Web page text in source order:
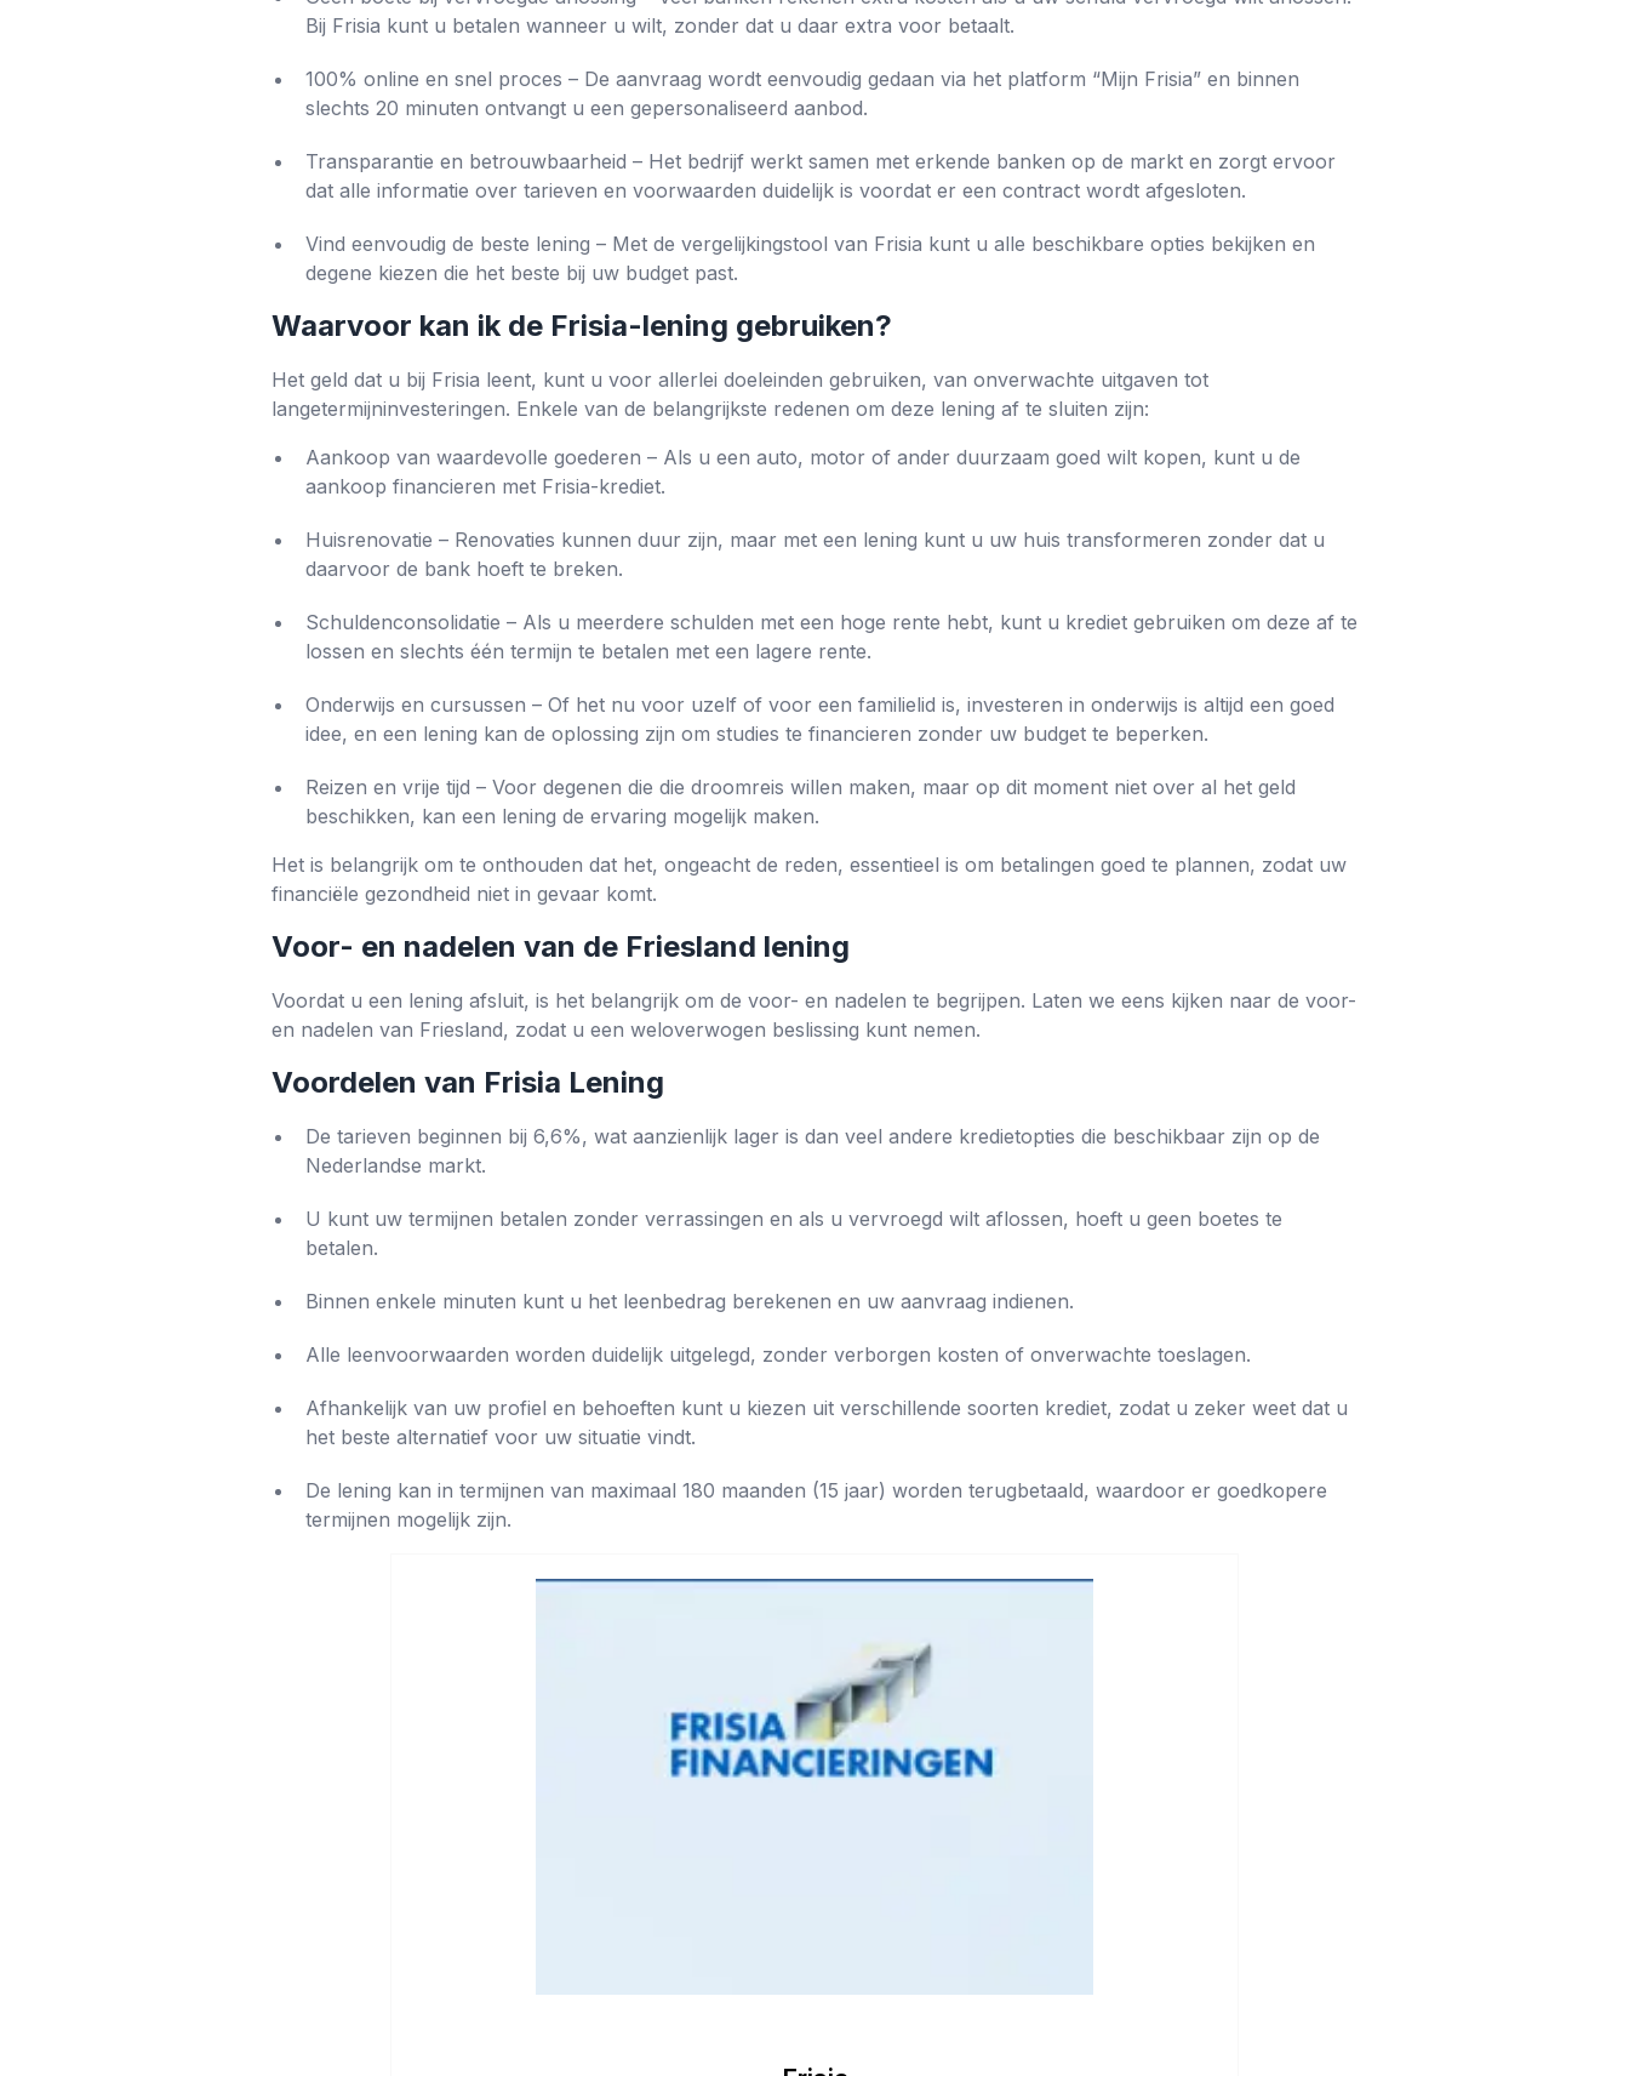
Bij Frisia kunt u betalen wanneer u wilt, zonder dat u daar extra voor betaalt.
100% online en snel proces – De aanvraag wordt eenvoudig gedaan via het platform “Mijn Frisia” en binnen
slechts 20 minuten ontvangt u een gepersonaliseerd aanbod.
Transparantie en betrouwbaarheid – Het bedrijf werkt samen met erkende banken op de markt en zorgt ervoor
dat alle informatie over tarieven en voorwaarden duidelijk is voordat er een contract wordt afgesloten.
Vind eenvoudig de beste lening – Met de vergelijkingstool van Frisia kunt u alle beschikbare opties bekijken en
degene kiezen die het beste bij uw budget past.
Waarvoor kan ik de Frisia-lening gebruiken?
Het geld dat u bij Frisia leent, kunt u voor allerlei doeleinden gebruiken, van onverwachte uitgaven tot
langetermijninvesteringen. Enkele van de belangrijkste redenen om deze lening af te sluiten zijn:
Aankoop van waardevolle goederen – Als u een auto, motor of ander duurzaam goed wilt kopen, kunt u de
aankoop financieren met Frisia-krediet.
Huisrenovatie – Renovaties kunnen duur zijn, maar met een lening kunt u uw huis transformeren zonder dat u
daarvoor de bank hoeft te breken.
Schuldenconsolidatie – Als u meerdere schulden met een hoge rente hebt, kunt u krediet gebruiken om deze af te
lossen en slechts één termijn te betalen met een lagere rente.
Onderwijs en cursussen – Of het nu voor uzelf of voor een familielid is, investeren in onderwijs is altijd een goed
idee, en een lening kan de oplossing zijn om studies te financieren zonder uw budget te beperken.
Reizen en vrije tijd – Voor degenen die die droomreis willen maken, maar op dit moment niet over al het geld
beschikken, kan een lening de ervaring mogelijk maken.
Het is belangrijk om te onthouden dat het, ongeacht de reden, essentieel is om betalingen goed te plannen, zodat uw
financiële gezondheid niet in gevaar komt.
Voor- en nadelen van de Friesland lening
Voordat u een lening afsluit, is het belangrijk om de voor- en nadelen te begrijpen. Laten we eens kijken naar de voor-
en nadelen van Friesland, zodat u een weloverwogen beslissing kunt nemen.
Voordelen van Frisia Lening
De tarieven beginnen bij 6,6%, wat aanzienlijk lager is dan veel andere kredietopties die beschikbaar zijn op de
Nederlandse markt.
U kunt uw termijnen betalen zonder verrassingen en als u vervroegd wilt aflossen, hoeft u geen boetes te
betalen.
Binnen enkele minuten kunt u het leenbedrag berekenen en uw aanvraag indienen.
Alle leenvoorwaarden worden duidelijk uitgelegd, zonder verborgen kosten of onverwachte toeslagen.
Afhankelijk van uw profiel en behoeften kunt u kiezen uit verschillende soorten krediet, zodat u zeker weet dat u
het beste alternatief voor uw situatie vindt.
De lening kan in termijnen van maximaal 180 maanden (15 jaar) worden terugbetaald, waardoor er goedkopere
termijnen mogelijk zijn.